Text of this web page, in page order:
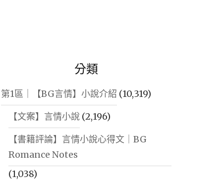
分類
第1區｜【BG言情】小說介紹 (10,319)
【文案】言情小說(2,196)
【書籍評論】言情小說心得文｜BG
Romance Notes
(1,038)